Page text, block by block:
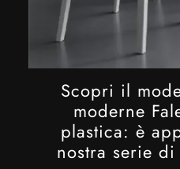
Scopri il
moderne
plastica: è
nostra serie